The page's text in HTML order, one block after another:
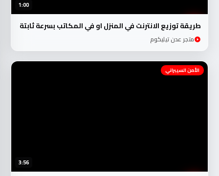
1:00
طريقة توزيع الانترنت في المنزل او في المكاتب بسرعة ثابتة
متجر عدن تيليكوم
3:56
الأمن السيبراني